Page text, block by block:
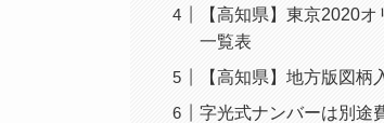
【高知県】東京2020
一覧表
【高知県】地方版図
字光式ナンバーは別途